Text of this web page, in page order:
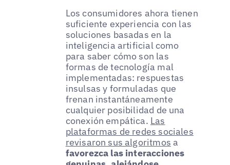
Los consumidores ahora tienen
suficiente experiencia con las
soluciones basadas en la
inteligencia artificial como
para saber cómo son las
formas de tecnología mal
implementadas: respuestas
insulsas y formuladas que
frenan instantáneamente
cualquier posibilidad de una
conexión empática. Las
plataformas de redes sociales
revisaron sus algoritmos a
favorezca las interacciones